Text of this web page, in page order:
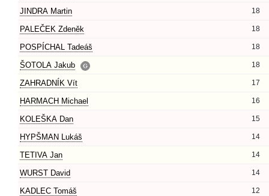
JINDRA Martin 18
PALEČEK Zdeněk 18
POSPÍCHAL Tadeáš 18
ŠOTOLA Jakub 18
ZAHRADNÍK Vít 17
HARMACH Michael 16
KOLEŠKA Dan 15
HYPŠMAN Lukáš 14
TETIVA Jan 14
WURST David 14
KADLEC Tomáš 12